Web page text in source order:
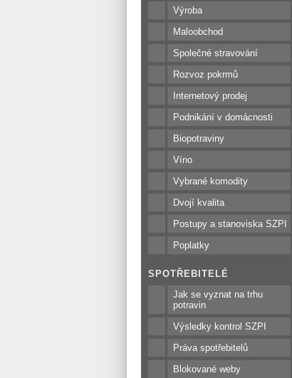
Výroba
Maloobchod
Společné stravování
Rozvoz pokrmů
Internetový prodej
Podnikání v domácnosti
Biopotraviny
Víno
Vybrané komodity
Dvojí kvalita
Postupy a stanoviska SZPI
Poplatky
SPOTŘEBITELÉ
Jak se vyznat na trhu
potravin
Výsledky kontrol SZPI
Práva spotřebitelů
Blokované weby